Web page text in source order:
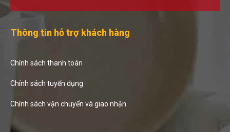
Thông tin hỗ trợ khách hàng
Chính sách thanh toán
Chính sách tuyển dụng
Chính sách vận chuyển và giao nhận